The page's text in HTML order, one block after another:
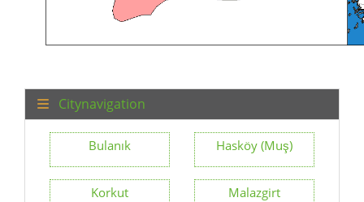
Citynavigation
Bulanık Hasköy (Muş)
Korkut Malazgirt